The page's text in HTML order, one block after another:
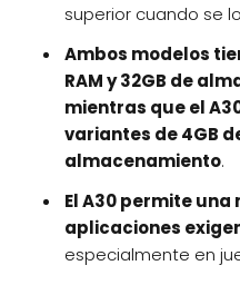
superior cuando se
Ambos modelos
RAM y 32GB de
mientras que el
variantes de 4GB
almacenamiento.
El A30 permite
aplicaciones
especialmente en